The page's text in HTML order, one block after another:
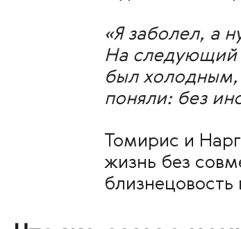
«Я заболел, а
На следующий
был холодным,
поняли: без
Томирис и
жизнь без